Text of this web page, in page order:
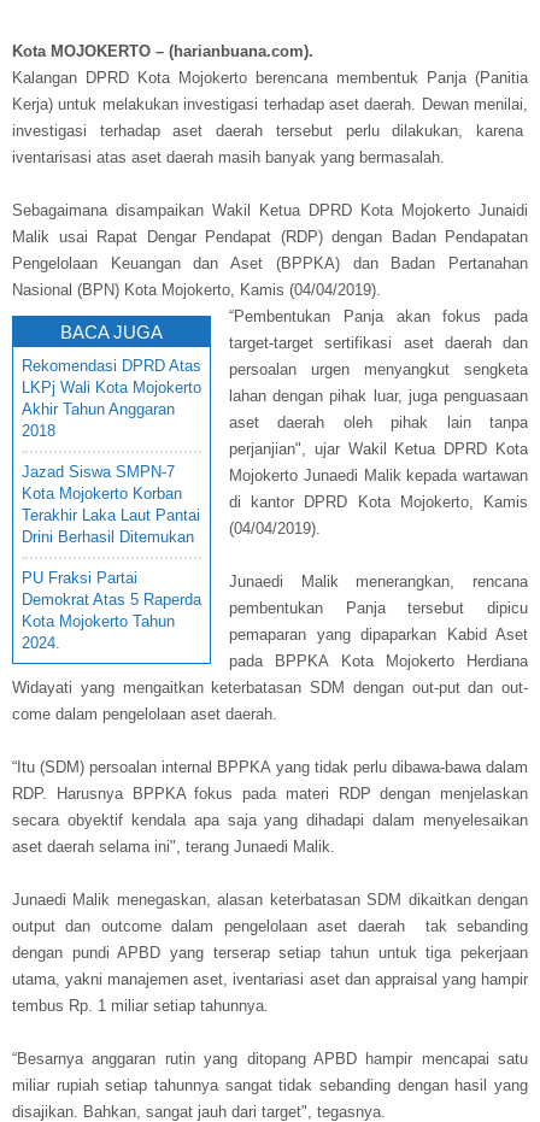
Kota MOJOKERTO – (harianbuana.com).
Kalangan DPRD Kota Mojokerto berencana membentuk Panja (Panitia
Kerja) untuk melakukan investigasi terhadap aset daerah. Dewan menilai,
investigasi terhadap aset daerah tersebut perlu dilakukan, karena
iventarisasi atas aset daerah masih banyak yang bermasalah.
Sebagaimana disampaikan Wakil Ketua DPRD Kota Mojokerto Junaidi
Malik usai Rapat Dengar Pendapat (RDP) dengan Badan Pendapatan
Pengelolaan Keuangan dan Aset (BPPKA) dan Badan Pertanahan
Nasional (BPN) Kota Mojokerto, Kamis (04/04/2019).
BACA JUGA
Rekomendasi DPRD Atas
LKPj Wali Kota Mojokerto
Akhir Tahun Anggaran
2018
Jazad Siswa SMPN-7
Kota Mojokerto Korban
Terakhir Laka Laut Pantai
Drini Berhasil Ditemukan
PU Fraksi Partai
Demokrat Atas 5 Raperda
Kota Mojokerto Tahun
2024.
“Pembentukan Panja akan fokus pada
target-target sertifikasi aset daerah dan
persoalan urgen menyangkut sengketa
lahan dengan pihak luar, juga penguasaan
aset daerah oleh pihak lain tanpa
perjanjian", ujar Wakil Ketua DPRD Kota
Mojokerto Junaedi Malik kepada wartawan
di kantor DPRD Kota Mojokerto, Kamis
(04/04/2019).
Junaedi Malik menerangkan, rencana
pembentukan Panja tersebut dipicu
pemaparan yang dipaparkan Kabid Aset
pada BPPKA Kota Mojokerto Herdiana
Widayati yang mengaitkan keterbatasan SDM dengan out-put dan out-
come dalam pengelolaan aset daerah.
“Itu (SDM) persoalan internal BPPKA yang tidak perlu dibawa-bawa dalam
RDP. Harusnya BPPKA fokus pada materi RDP dengan menjelaskan
secara obyektif kendala apa saja yang dihadapi dalam menyelesaikan
aset daerah selama ini", terang Junaedi Malik.
Junaedi Malik menegaskan, alasan keterbatasanSDM dikaitkan dengan
output dan outcome dalam pengelolaan aset daerah tak sebanding
dengan pundi APBD yang terserap setiap tahun untuk tiga pekerjaan
utama, yakni manajemen aset, iventariasi aset dan appraisal yang hampir
tembus Rp. 1 miliar setiap tahunnya.
“Besarnya anggaran rutin yang ditopang APBD hampir mencapai satu
miliar rupiah setiap tahunnya sangat tidak sebanding dengan hasil yang
disajikan. Bahkan, sangat jauh dari target", tegasnya.